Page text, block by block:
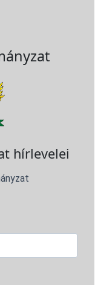
hírlevelei